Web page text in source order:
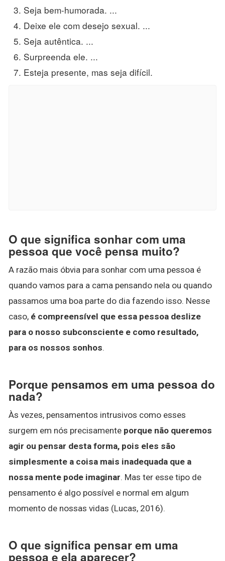
Seja bem-humorada. ...
Deixe ele com desejo sexual. ...
Seja autêntica. ...
Surpreenda ele. ...
Esteja presente, mas seja difícil.
O que significa sonhar com uma
pessoa que você pensa muito?
A razão mais óbvia para sonhar com uma pessoa é
quando vamos para a cama pensando nela ou quando
passamos uma boa parte do dia fazendo isso. Nesse
caso, é compreensível que essa pessoa deslize
para o nosso subconsciente e como resultado,
para os nossos sonhos.
Porque pensamos em uma pessoa do
nada?
Às vezes, pensamentos intrusivos como esses
surgem em nós precisamente porque não queremos
agir ou pensar desta forma, pois eles são
simplesmente a coisa mais inadequada que a
nossa mente pode imaginar. Mas ter esse tipo de
pensamento é algo possível e normal em algum
momento de nossas vidas (Lucas, 2016).
O que significa pensar em uma
pessoa e ela aparecer?